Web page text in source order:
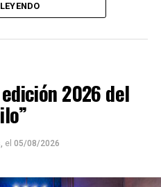
2026 del
el 05/08/2026